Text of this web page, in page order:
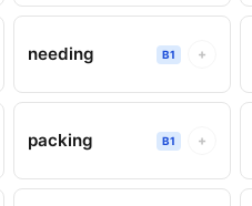
needing B1 +
packing B1 +